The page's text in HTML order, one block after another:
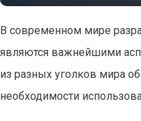
В современном мире
являются важнейшими
из разных уголков мира
необходимости